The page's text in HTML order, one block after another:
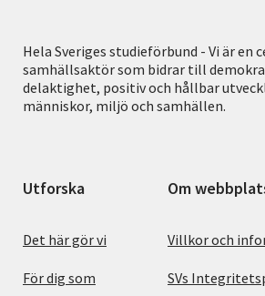
Hela Sveriges studieförbund - Vi är en
samhällsaktör som bidrar till
delaktighet, positiv och hållbar
människor, miljö och samhällen.
Utforska
Det här gör vi
För dig som
Om
Villkor och
SVs